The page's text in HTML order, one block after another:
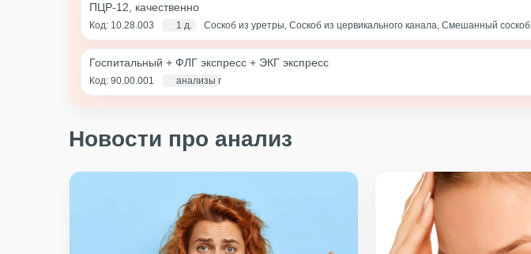
ПЦР-12, качественно
Код: 10.28.003 1 д.
Соскоб из уретры, Соскоб из цервикального канала, Смешанный соскоб
Госпитальный + ФЛГ экспресс + ЭКГ экспресс
Код: 90.00.001 анализы по крови - 1 д., экг и флг - 1 час
Новости про анализ